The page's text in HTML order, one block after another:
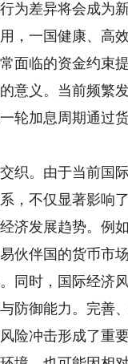
为差异将会成为
，一国健康、高
面临的资金约束
意义。当前频繁
轮加息周期通过
。由于当前国际
，不仅显著影响
济发展趋势。例
伙伴国的货币市
同时，国际经济
防御能力。完善
险冲击形成了重